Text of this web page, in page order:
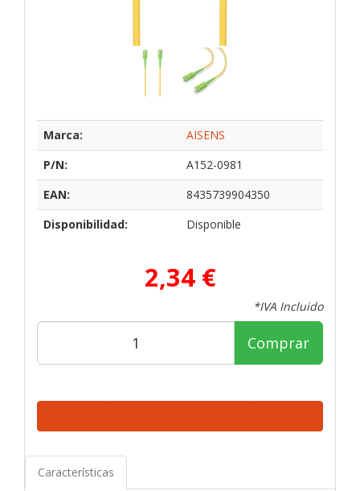
Marca:
AISENS
P/N:
A152-0981
EAN:
8435739904350
Disponibilidad:
Disponible
2,34 €
*IVA Incluido
Comprar
Características